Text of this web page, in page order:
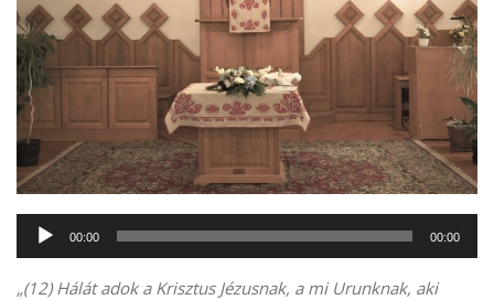
Audió
00:00 00:00
„(12) Hálát adok a Krisztus Jézusnak, a mi Urunknak, aki